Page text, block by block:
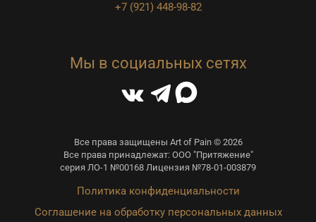
+7 (921) 448-98-82
Мы в социальных сетях
Все права защищены Art of Pain © 2026
Все права принадлежат: ООО "Притяжение"
серия ЛО-1 №00168 Лицензия №78-01-003879
Политика конфиденциальности
Соглашение на обработку персональных данных